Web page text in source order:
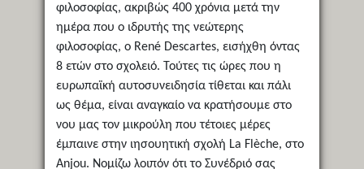
φιλοσοφίας, ακριβώς 400 χρόνια μετά την
ημέρα που ο ιδρυτής της νεώτερης
φιλοσοφίας, ο René Descartes, εισήχθη όντας
8 ετών στο σχολειό. Τούτες τις ώρες που η
ευρωπαϊκή αυτοσυνειδησία τίθεται και πάλι
ως θέμα, είναι αναγκαίο να κρατήσουμε στο
νου μας τον μικρούλη που τέτοιες μέρες
έμπαινε στην ιησουητική σχολή La Flèche, στο
Anjou. Νομίζω λοιπόν ότι το Συνέδριό σας